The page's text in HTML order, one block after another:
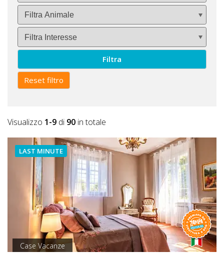
Filtra
Reset filtro
Visualizzo 1-9 di 90 in totale
LAST MINUTE
Case Vacanze